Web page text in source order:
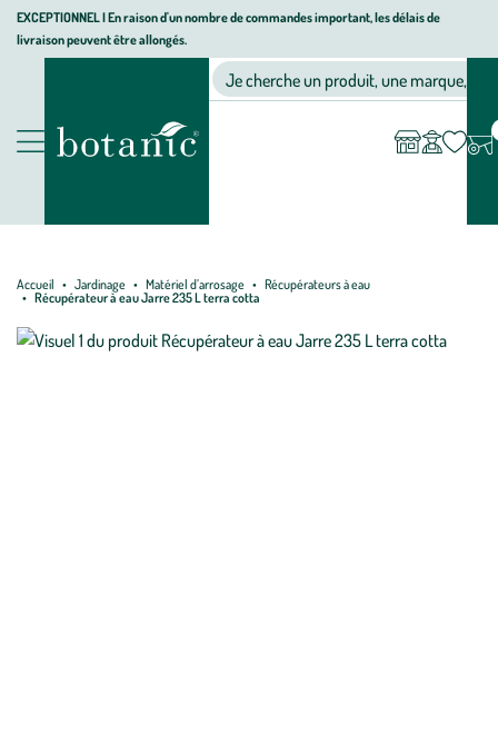
Aller
Aller
au
Aller
au
page
EXCEPTIONNEL I En raison d'un nombre de commandes important, les délais de
livraison peuvent être allongés.
Nos produits
Jardinerie écologique, animalerie, décoration, alimentation bio
Je cherche un produit, une marque, un
compte
Accueil Jardinage Matériel d’arrosage
Récupérateurs à eau
Récupérateur à eau Jarre 235 L terra cotta